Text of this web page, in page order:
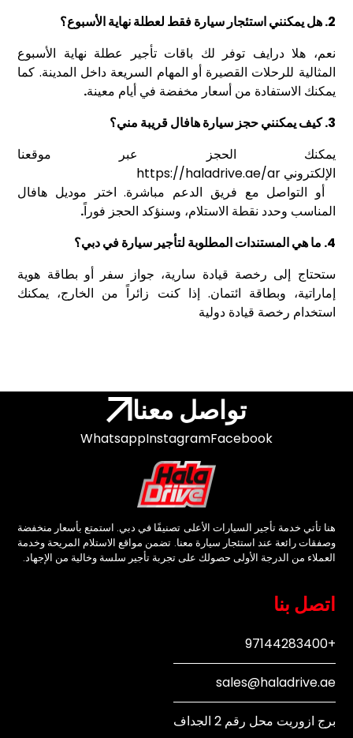
2. هل يمكنني استئجار سيارة فقط لعطلة نهاية الأسبوع؟
نعم، هلا درايف توفر لك باقات تأجير عطلة نهاية الأسبوع
المثالية للرحلات القصيرة أو المهام السريعة داخل المدينة. كما
يمكنك الاستفادة من أسعار مخفضة في أيام معينة.
3. كيف يمكنني حجز سيارة هافال قريبة مني؟
يمكنك الحجز عبر موقعنا
الإلكترونيhttps://haladrive.ae/ar
أو التواصل مع فريق الدعم مباشرة. اختر موديل هافال
المناسب وحدد نقطة الاستلام، وسنؤكد الحجز فوراً.
4. ما هي المستندات المطلوبة لتأجير سيارة في دبي؟
ستحتاج إلى رخصة قيادة سارية، جواز سفر أو بطاقة هوية
إماراتية، وبطاقة ائتمان. إذا كنت زائراً من الخارج، يمكنك
استخدام رخصة قيادة دولية
تواصل معنا
Facebook
Instagram
Whatsapp
هنا تأتي خدمة تأجير السيارات الأعلى تصنيفًا في دبي. استمتع بأسعار منخفضة
وصفقات رائعة عند استئجار سيارة معنا. تضمن مواقع الاستلام المريحة وخدمة
العملاء من الدرجة الأولى حصولك على تجربة تأجير سلسة وخالية من الإجهاد.
اتصل بنا
+97144283400
sales@haladrive.ae
برج ازوريت محل رقم 2 الجداف